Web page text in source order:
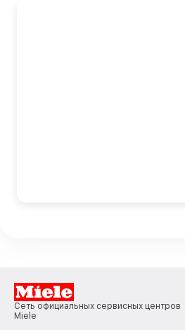
Сеть официальных сервисных центров
Miele